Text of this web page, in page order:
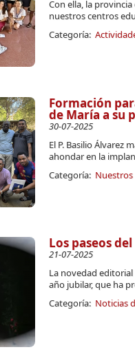
Con ella, la
nuestros centros
Categoría:
Formación
de María a su
30-07-2025
El P. Basilio Álvarez
ahondar en la
Categoría:
Los paseos
21-07-2025
La novedad
año jubilar, que ha
Categoría: Noticias